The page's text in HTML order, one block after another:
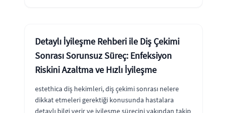
Detaylı İyileşme Rehberi ile Diş Çekimi
Sonrası Sorunsuz Süreç: Enfeksiyon
Riskini Azaltma ve Hızlı İyileşme
estethica diş hekimleri, diş çekimi sonrası nelere
dikkat etmeleri gerektiği konusunda hastalara
detaylı bilgi verir ve iyileşme sürecini yakından takip